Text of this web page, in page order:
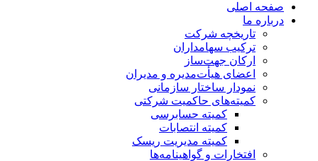
صفحه اصلی
درباره ما
تاریخچه شرکت
ترکیب سهامداران
ارکان جهت‌ساز
اعضای هیأت‌مدیره و مدیران
نمودار ساختار سازمانی
کمیته‌های حاکمیت شرکتی
کمیته حسابرسی
کمیته انتصابات
کمیته مدیریت ریسک
افتخارات و گواهینامه‌ها